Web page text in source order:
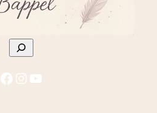
Rechercher
Facebook
Instagram
YouTube